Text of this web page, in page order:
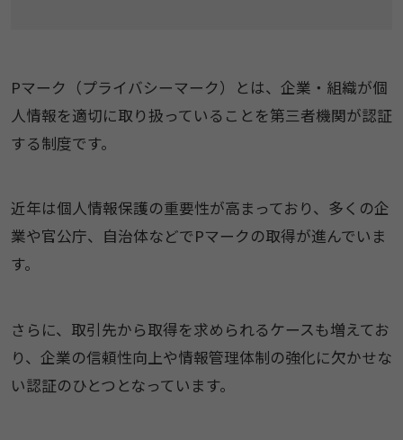
Pマーク（プライバシーマーク）とは、企業・組織が個
人情報を適切に取り扱っていることを第三者機関が認証
する制度です。
近年は個人情報保護の重要性が高まっており、多くの企
業や官公庁、自治体などでPマークの取得が進んでいま
す。
さらに、取引先から取得を求められるケースも増えてお
り、企業の信頼性向上や情報管理体制の強化に欠かせな
い認証のひとつとなっています。